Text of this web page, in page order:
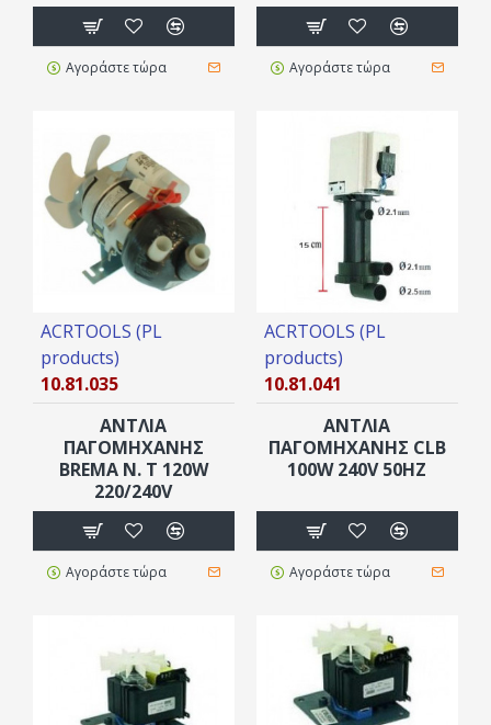
Αγοράστε τώρα Αγοράστε τώρα
ACRTOOLS (PL
products)
10.81.035
ΑΝΤΛΙΑ
ΠΑΓΟΜΗΧΑΝΗΣ
BREMA Ν. Τ 120W
220/240V
Αγοράστε τώρα
ACRTOOLS (PL
products)
10.81.041
ΑΝΤΛΙΑ
ΠΑΓΟΜΗΧΑΝΗΣ CLB
100W 240V 50ΗΖ
Αγοράστε τώρα